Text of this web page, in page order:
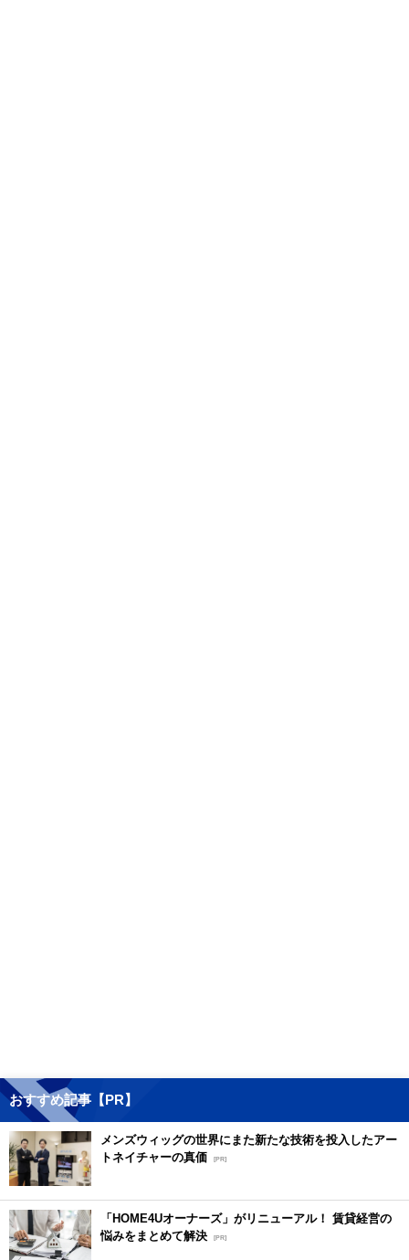
おすすめ記事【PR】
メンズウィッグの世界にまた新たな技術を投入したアー
トネイチャーの真価 [PR]
「HOME4Uオーナーズ」がリニューアル！ 賃貸経営の
悩みをまとめて解決 [PR]